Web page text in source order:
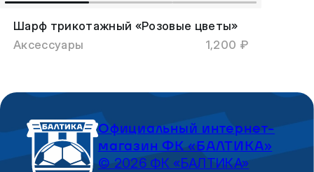
Шарф трикотажный «Розовые цветы»
Аксессуары
1,200 ₽
Официальный интернет-
магазин ФК «БАЛТИКА»
© 2026 ФК «БАЛТИКА»